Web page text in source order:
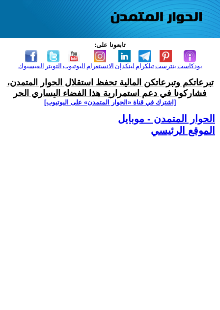
تابعونا على:
الفيسبوك التويتر اليوتيوب الانستغرام لينكدإن تيلكرامبنترست بودكاست
تبرعاتكم وتبرعاتكن المالية تحفظ استقلال الحوار المتمدن،
فشاركونا في دعم استمرارية هذا الفضاء اليساري الحر
[اشترك في قناة ‫«الحوار المتمدن» على اليوتيوب]
الحوار المتمدن - موبايل
الموقع الرئيسي